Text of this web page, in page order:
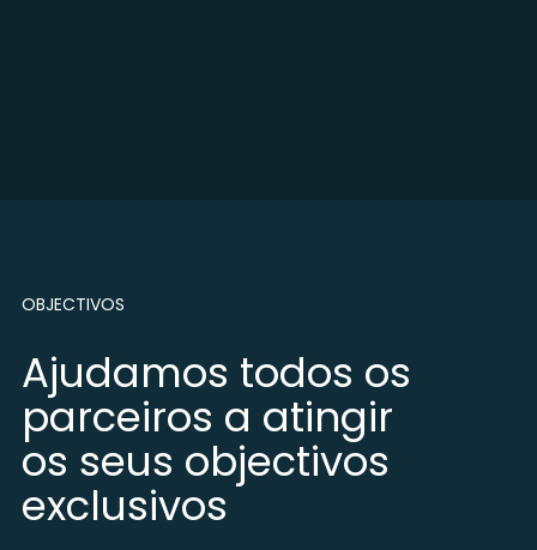
OBJECTIVOS
Ajudamos todos os
parceiros a atingir
os seus objectivos
exclusivos